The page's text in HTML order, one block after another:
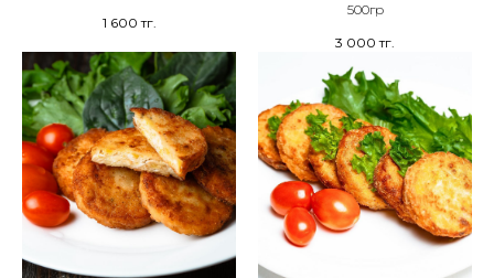
1 600 тг.
500гр
3 000 тг.